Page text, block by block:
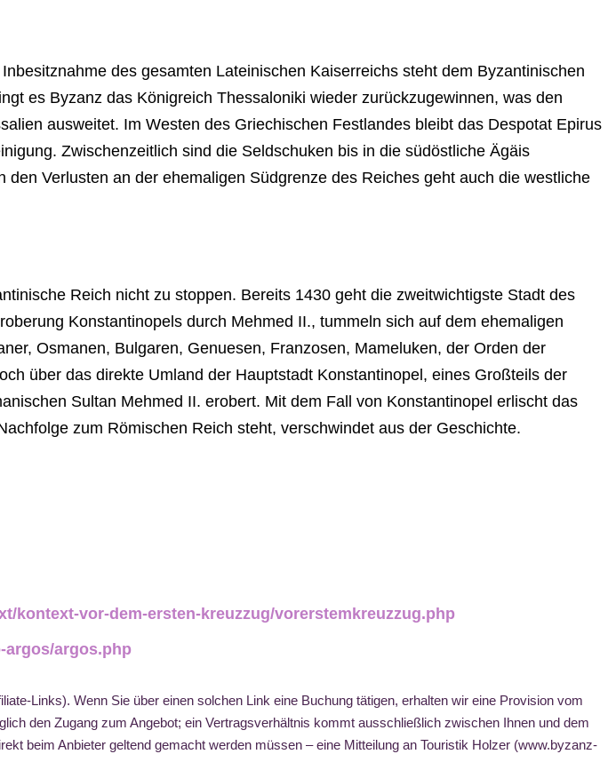
des gesamten Lateinischen Kaiserreichs steht dem Byzantinischen
es Byzanz das Königreich Thessaloniki wieder zurückzugewinnen, was den
ausweitet. Im Westen des Griechischen Festlandes bleibt das Despotat Epirus
Zwischenzeitlich sind die Seldschuken bis in die südöstliche Ägäis
Verlusten an der ehemaligen Südgrenze des Reiches geht auch die westliche
Reich nicht zu stoppen. Bereits 1430 geht die zweitwichtigste Stadt des
Konstantinopels durch Mehmed II., tummeln sich auf dem ehemaligen
Osmanen, Bulgaren, Genuesen, Franzosen, Mameluken, der Orden der
über das direkte Umland der Hauptstadt Konstantinopel, eines Großteils der
Sultan Mehmed II. erobert. Mit dem Fall von Konstantinopel erlischt das
zum Römischen Reich steht, verschwindet aus der Geschichte.
kontext-vor-dem-ersten-kreuzzug/vorerstemkreuzzug.php
argos/argos.php
Links). Wenn Sie über einen solchen Link eine Buchung tätigen, erhalten wir eine Provision vom
den Zugang zum Angebot; ein Vertragsverhältnis kommt ausschließlich zwischen Ihnen und dem
beim Anbieter geltend gemacht werden müssen – eine Mitteilung an Touristik Holzer (www.byzanz-